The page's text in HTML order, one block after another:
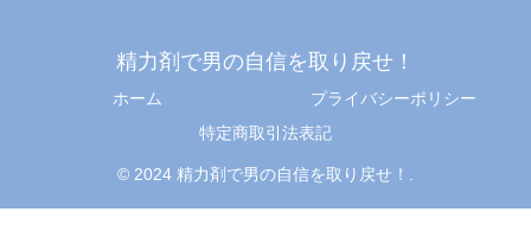
精力剤で男の自信を取り戻せ！
ホーム
プライバシーポリシー
特定商取引法表記
© 2024 精力剤で男の自信を取り戻せ！.